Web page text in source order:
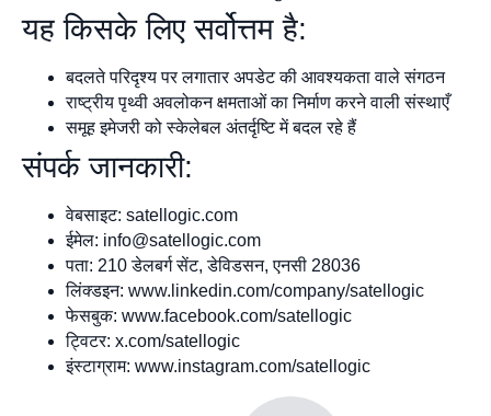
यह किसके लिए सर्वोत्तम है:
बदलते परिदृश्य पर लगातार अपडेट की आवश्यकता वाले संगठन
राष्ट्रीय पृथ्वी अवलोकन क्षमताओं का निर्माण करने वाली संस्थाएँ
समूह इमेजरी को स्केलेबल अंतर्दृष्टि में बदल रहे हैं
संपर्क जानकारी:
वेबसाइट: satellogic.com
ईमेल: info@satellogic.com
पता: 210 डेलबर्ग सेंट, डेविडसन, एनसी 28036
लिंक्डइन: www.linkedin.com/company/satellogic
फेसबुक: www.facebook.com/satellogic
ट्विटर: x.com/satellogic
इंस्टाग्राम: www.instagram.com/satellogic